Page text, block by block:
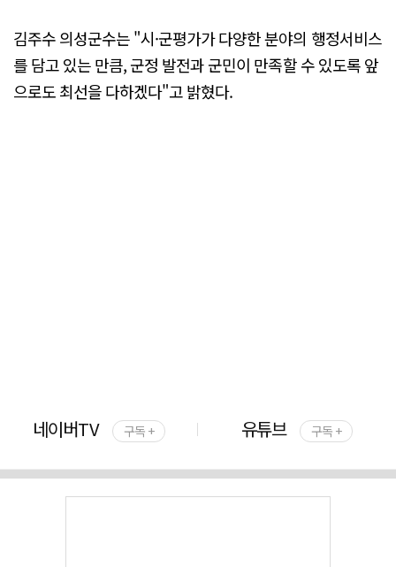
김주수 의성군수는 "시·군평가가 다양한 분야의 행정서비스
를 담고 있는 만큼, 군정 발전과 군민이 만족할 수 있도록 앞
으로도 최선을 다하겠다"고 밝혔다.
네이버TV 구독 + 유튜브 구독 +